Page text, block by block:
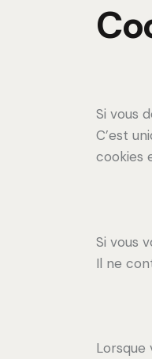
Si vous
C’est
cookies
Si vous
Il ne